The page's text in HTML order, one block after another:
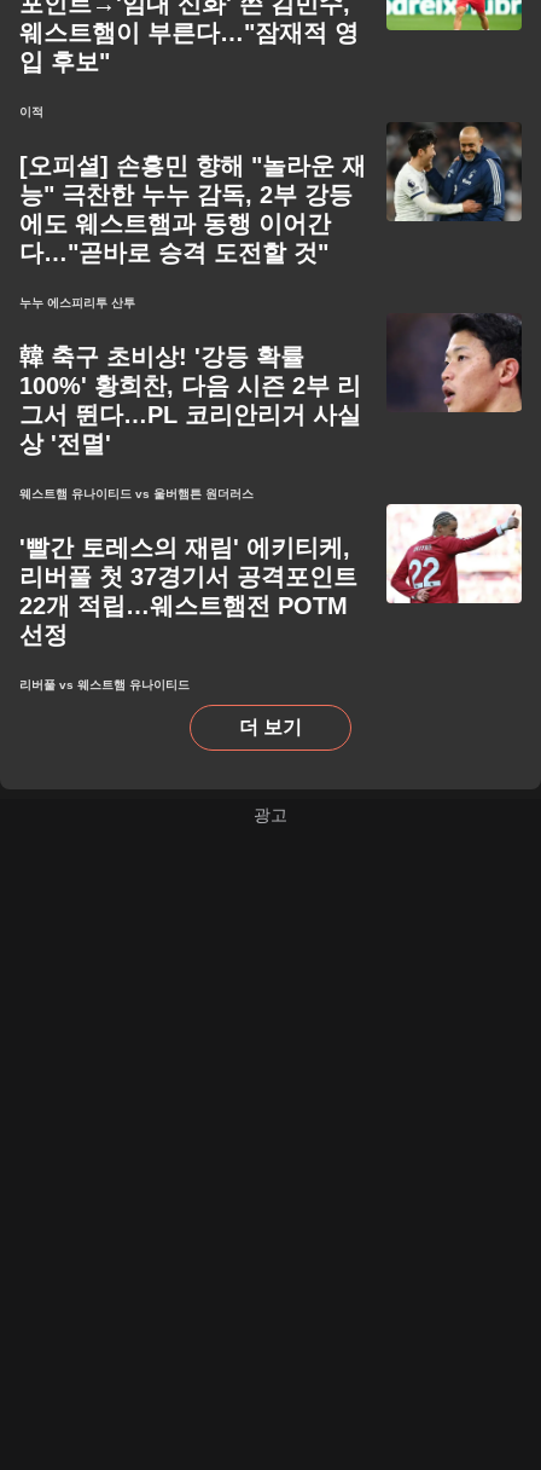
웨스트햄이 부른다…"잠재적 영
입 후보"
이적
[오피셜] 손흥민 향해 "놀라운 재
능" 극찬한 누누 감독, 2부 강등
에도 웨스트햄과 동행 이어간
다…"곧바로 승격 도전할 것"
누누 에스피리투 산투
韓 축구 초비상! '강등 확률
100%' 황희찬, 다음 시즌 2부 리
그서 뛴다…PL 코리안리거 사실
상 '전멸'
웨스트햄 유나이티드 vs 울버햄튼 원더러스
'빨간 토레스의 재림' 에키티케,
리버풀 첫 37경기서 공격포인트
22개 적립…웨스트햄전 POTM
선정
리버풀 vs 웨스트햄 유나이티드
더 보기